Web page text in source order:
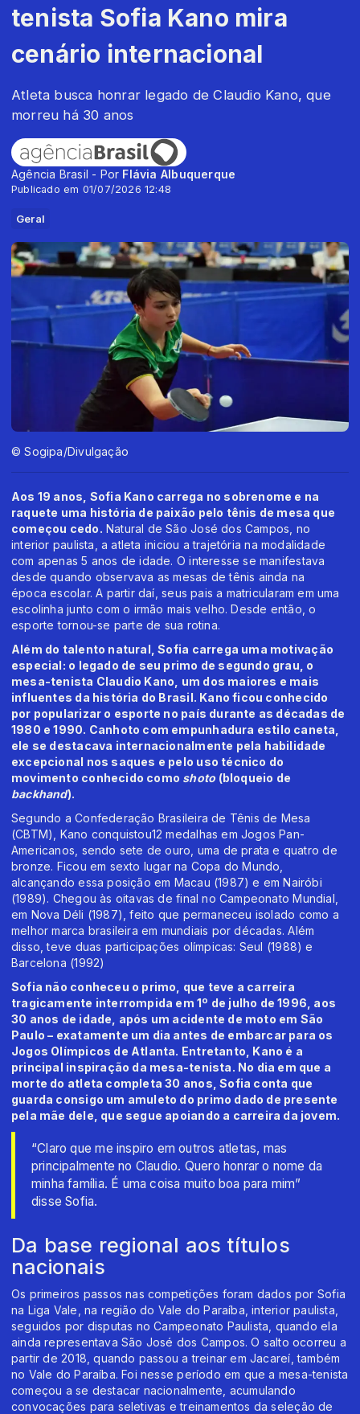
tenista Sofia Kano mira
cenário internacional
Atleta busca honrar legado de Claudio Kano, que
morreu há 30 anos
Agência Brasil - Por Flávia Albuquerque
Publicado em 01/07/2026 12:48
Geral
© Sogipa/Divulgação
Aos 19 anos, Sofia Kano carrega no sobrenome e na
raquete uma história de paixão pelo tênis de mesa que
começou cedo. Natural de São José dos Campos, no
interior paulista, a atleta iniciou a trajetória na modalidade
com apenas 5 anos de idade. O interesse se manifestava
desde quando observava as mesas de tênis ainda na
época escolar. A partir daí, seus pais a matricularam em uma
escolinha junto com o irmão mais velho. Desde então, o
esporte tornou-se parte de sua rotina.
Além do talento natural, Sofia carrega uma motivação
especial: o legado de seu primo de segundo grau, o
mesa-tenista Claudio Kano, um dos maiores e mais
influentes da história do Brasil. Kano ficou conhecido
por popularizar o esporte no país durante as décadas de
1980 e 1990. Canhoto com empunhadura estilo caneta,
ele se destacava internacionalmente pela habilidade
excepcional nos saques e pelo uso técnico do
movimento conhecido como shoto (bloqueio de
backhand).
Segundo a Confederação Brasileira de Tênis de Mesa
(CBTM), Kano conquistou12 medalhas em Jogos Pan-
Americanos, sendo sete de ouro, uma de prata e quatro de
bronze. Ficou em sexto lugar na Copa do Mundo,
alcançando essa posição em Macau (1987) e em Nairóbi
(1989). Chegou às oitavas de final no Campeonato Mundial,
em Nova Déli (1987), feito que permaneceu isolado como a
melhor marca brasileira em mundiais por décadas. Além
disso, teve duas participações olímpicas: Seul (1988) e
Barcelona (1992)
Sofia não conheceu o primo, que teve a carreira
tragicamente interrompida em 1º de julho de 1996, aos
30 anos de idade, após um acidente de moto em São
Paulo – exatamente um dia antes de embarcar para os
Jogos Olímpicos de Atlanta. Entretanto, Kano é a
principal inspiração da mesa-tenista. No dia em que a
morte do atleta completa 30 anos, Sofia conta que
guarda consigo um amuleto do primo dado de presente
pela mãe dele, que segue apoiando a carreira da jovem.
“Claro que me inspiro em outros atletas, mas
principalmente no Claudio. Quero honrar o nome da
minha família. É uma coisa muito boa para mim”
disse Sofia.
Da base regional aos títulos
nacionais
Os primeiros passos nas competições foram dados por Sofia
na Liga Vale, na região do Vale do Paraíba, interior paulista,
seguidos por disputas no Campeonato Paulista, quando ela
ainda representava São José dos Campos. O salto ocorreu a
partir de 2018, quando passou a treinar em Jacareí, também
no Vale do Paraíba. Foi nesse período em que a mesa-tenista
começou a se destacar nacionalmente, acumulando
convocações para seletivas e treinamentos da seleção de